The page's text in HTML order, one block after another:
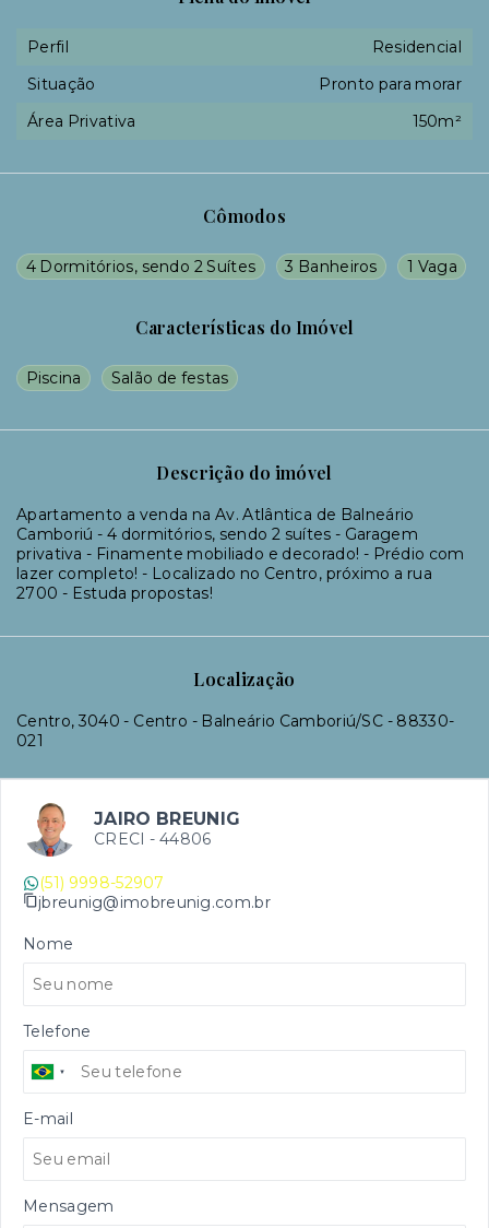
Cômodos
4 Dormitórios, sendo 2 Suítes 3 Banheiros 1 Vaga
Características do Imóvel
Piscina Salão de festas
Descrição do imóvel
Apartamento a venda na Av. Atlântica de Balneário
Camboriú - 4 dormitórios, sendo 2 suítes - Garagem
privativa - Finamente mobiliado e decorado! - Prédio com
lazer completo! - Localizado no Centro, próximo a rua
2700 - Estuda propostas!
Localização
Centro, 3040 - Centro - Balneário Camboriú/SC - 88330-
021
Perfil
Residencial
Situação
Pronto para morar
Área Privativa
150m²
JAIRO BREUNIG
CRECI - 44806
(51) 9998-52907
jbreunig@imobreunig.com.br
Nome
Telefone
E-mail
Mensagem